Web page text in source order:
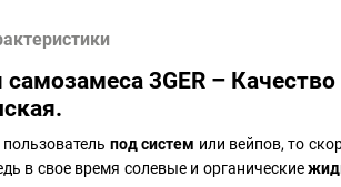
3GER –
под систем или вейпов, то
в свое время солевые и органические